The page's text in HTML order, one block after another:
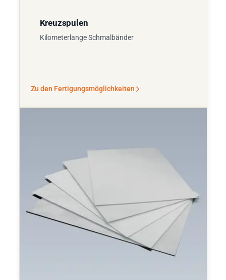
Kreuzspulen
Kilometerlange Schmalbänder
Zu den Fertigungsmöglichkeiten